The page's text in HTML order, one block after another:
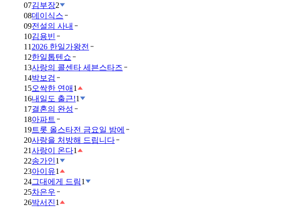
07김부장2
08데이식스
09전설의 사내
10김용빈
11 2026 한일가왕전
12한일톱텐쇼
13사랑의 콜센타 세븐스타즈
14박보검
15오싹한 연애 1
16내일도 출근!1
17결혼의 완성
18아파트
19트롯 올스타전 금요일 밤에
20사랑을 처방해 드립니다
21사랑이 온다1
22송가인1
23아이유1
24그대에게 드림1
25차은우
26박서진1